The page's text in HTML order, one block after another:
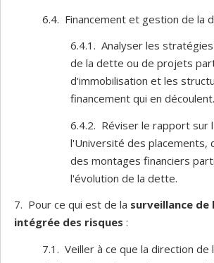
6.4. Financement et gestion de la
6.4.1. Analyser les
de la dette ou de projets
d'immobilisation et les
financement qui en découlent.
6.4.2. Réviser le rapport sur
l'Université des placements,
des montages financiers
l'évolution de la dette.
7. Pour ce qui est de la surveillance de
intégrée des risques :
7.1. Veiller à ce que la direction de